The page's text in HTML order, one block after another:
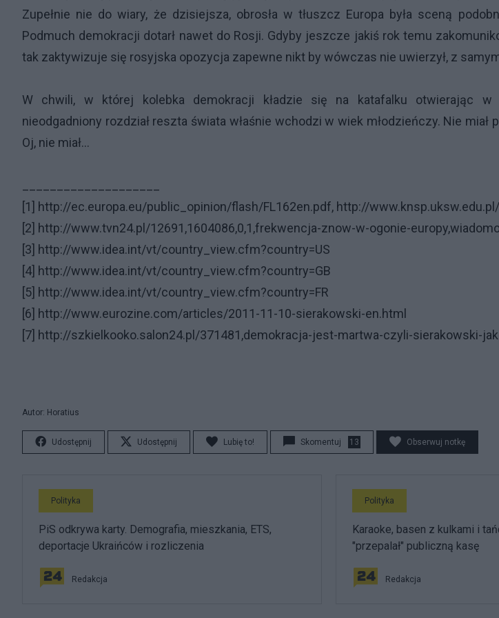
Zupełnie nie do wiary, że dzisiejsza, obrosła w tłuszcz Europa była sceną
Podmuch demokracji dotarł nawet do Rosji. Gdyby jeszcze jakiś rok temu
tak zaktywizuje się rosyjska opozycja zapewne nikt by wówczas nie uwierzył, z
W chwili, w której kolebka demokracji kładzie się na katafalku otwierając w
nieodgadniony rozdział reszta świata właśnie wchodzi w wiek młodzieńczy. Nie miał
Oj, nie miał…
[1] http://ec.europa.eu/public_opinion/flash/FL162en.pdf, http://
[2] http://www.tvn24.pl/12691,1604086,0,1,frekwencja-znow-w-ogonie-
[3] http://www.idea.int/vt/country_view.cfm?country=US
[4] http://www.idea.int/vt/country_view.cfm?country=GB
[5] http://www.idea.int/vt/country_view.cfm?country=FR
[6] http://www.eurozine.com/articles/2011-11-10-sierakowski-en.html
[7] http://szkielkooko.salon24.pl/371481,demokracja-jest-martwa-czyli-sierakowski-
Autor: Horatius
Udostępnij Udostępnij Lubię to! Skomentuj 13 Obserwuj notkę
Polityka
PiS odkrywa karty. Demografia, mieszkania, ETS,
deportacje Ukraińców i rozliczenia
Redakcja
Polityka
Karaoke, basen z kulkami i
"przepalał" publiczną kasę
Redakcja